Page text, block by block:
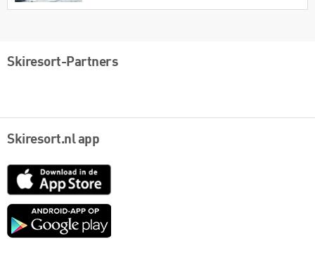
Skiresort-Partners
Skiresort.nl app
App
Google